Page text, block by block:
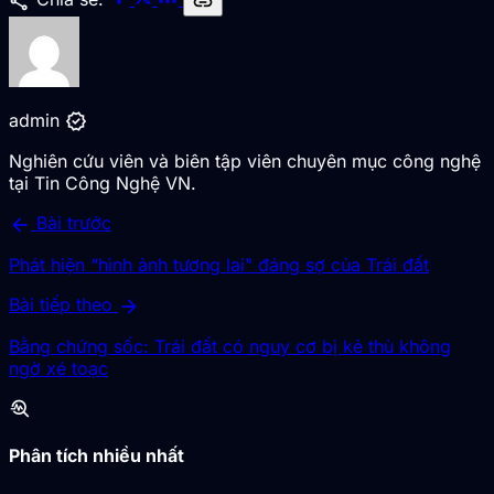
admin verified
Nghiên cứu viên và biên tập viên chuyên mục công nghệ
tại Tin Công Nghệ VN.
arrow_back Bài trước
Phát hiện “hình ảnh tương lai" đáng sợ của Trái đất
Bài tiếp theo arrow_forward
Bằng chứng sốc: Trái đất có nguy cơ bị kẻ thù không
ngờ xé toạc
troubleshoot
Phân tích nhiều nhất